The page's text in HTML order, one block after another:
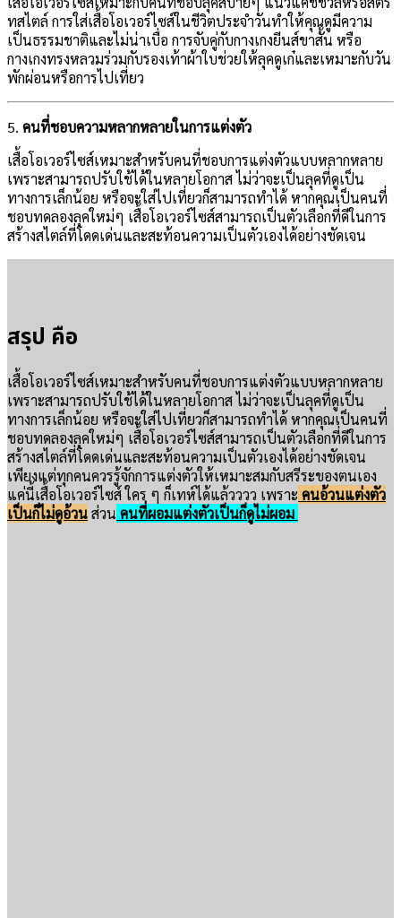
ทสไตล์ การใส่เสื้อโอเวอร์ไซส์ในชีวิตประจำวันทำให้คุณดูมีความ
เป็นธรรมชาติและไม่น่าเบื่อ การจับคู่กับกางเกงยีนส์ขาสั้น หรือ
กางเกงทรงหลวมร่วมกับรองเท้าผ้าใบช่วยให้ลุคดูเก๋และเหมาะกับวัน
พักผ่อนหรือการไปเที่ยว
5. คนที่ชอบความหลากหลายในการแต่งตัว
เสื้อโอเวอร์ไซส์เหมาะสำหรับคนที่ชอบการแต่งตัวแบบหลากหลาย
เพราะสามารถปรับใช้ได้ในหลายโอกาส ไม่ว่าจะเป็นลุคที่ดูเป็น
ทางการเล็กน้อย หรือจะใส่ไปเที่ยวก็สามารถทำได้ หากคุณเป็นคนที่
ชอบทดลองลุคใหม่ๆ เสื้อโอเวอร์ไซส์สามารถเป็นตัวเลือกที่ดีในการ
สร้างสไตล์ที่โดดเด่นและสะท้อนความเป็นตัวเองได้อย่างชัดเจน
สรุป คือ
เสื้อโอเวอร์ไซส์เหมาะสำหรับคนที่ชอบการแต่งตัวแบบหลากหลาย
เพราะสามารถปรับใช้ได้ในหลายโอกาส ไม่ว่าจะเป็นลุคที่ดูเป็น
ทางการเล็กน้อย หรือจะใส่ไปเที่ยวก็สามารถทำได้ หากคุณเป็นคนที่
ชอบทดลองลุคใหม่ๆ เสื้อโอเวอร์ไซส์สามารถเป็นตัวเลือกที่ดีในการ
สร้างสไตล์ที่โดดเด่นและสะท้อนความเป็นตัวเองได้อย่างชัดเจน
เพียงแต่ทุกคนควรรู้จักการแต่งตัวให้เหมาะสมกับสรีระของตนเอง
แค่นี้เสื้อโอเวอร์ไซส์ ใคร ๆ ก็เทห์ได้แล้วววว เพราะ คนอ้วนแต่งตัว
เป็นก็ไม่ดูอ้วนส่วน คนที่ผอมแต่งตัวเป็นก็ดูไม่ผอม